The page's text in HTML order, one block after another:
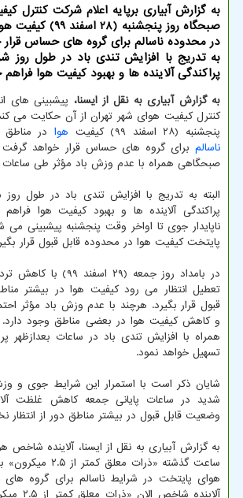
به گزارش آبیاری برپایه اعلام شرکت کنترل
صبحگاه روز پنجشنبه
در محدوده ناسالم برای گروه های حساس قرار
به تدریج با افزایش تندی باد در طول روز
پراکندگی آلاینده ها و بهبود کیفیت هوا
به گزارش آبیاری به نقل از ایسنا، پیشبینی های
کنترل کیفیت هوای شهر تهران از آن حکایت می
پنجشنبه (۲۸ اسفند ۹۹) کیفیت
هوا در مناطق
ناسالم برای گروه های حساس قرار خواهد گرفت
صبحگاهی همراه با عدم وزش باد مؤثر طی
البته به تدریج با افزایش تندی باد در طول
پراکندگی آلاینده ها و بهبود کیفیت هوا
ناپایدار جوی تا اواخر وقت پنجشنبه پیشبینی
پایتخت کیفیت هوا در محدوده قابل قبول قرار
در بامداد روز جمعه (۲۹
تعطیل انتظار می رود کیفیت هوا در بیشتر
قبول قرار بگیرد. هرچند با عدم وزش باد مؤثر
و کاهش کیفیت هوا در بعضی مناطق وجود دارد.
همراه با افزایش تندی باد در ساعات بعدازظهر
تسهیل خواهد نمود.
شایان ذکر است با استمرار این شرایط جوی و
شدید در ساعات پایانی جمعه کاهش غلظت
وضعیت قابل قبول در بیشتر مناطق دور از انتظار
هوای پایتخت در شرایط ناسالم برای گروه